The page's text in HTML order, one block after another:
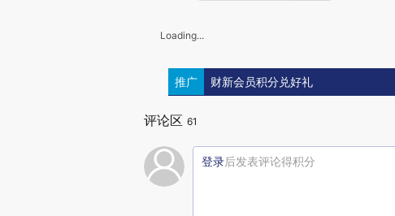
Loading...
推广 财新会员积分兑好礼
评论区 61
登录后发表评论得积分